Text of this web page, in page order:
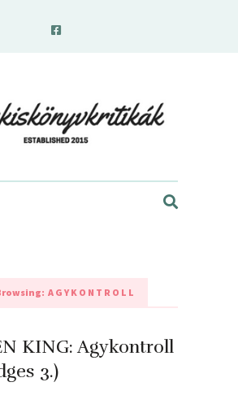
AGYKONTROLL
KING: Agykontroll
3.)